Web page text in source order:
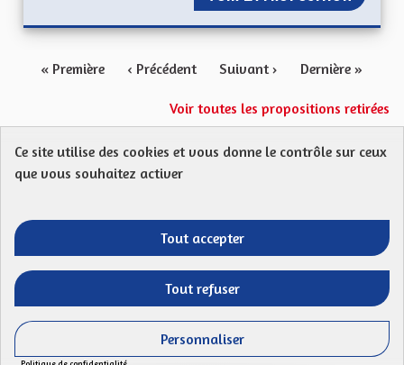
« Première ‹ Précédent Suivant › Dernière »
Voir toutes les propositions retirées
Protection des Données
Télécharger les fichiers Open Data
Entre vos mains - Collectivité
Entre vos mains - Collectivité
Entre vos mains - Collectivité
Entre vos mains -
(Lien externe)
(Lien externe)
Panneau de gestion des cookies
Ce site utilise des cookies et vous donne le contrôle sur ceux
que vous souhaitez activer
Tout accepter
Tout refuser
Personnaliser